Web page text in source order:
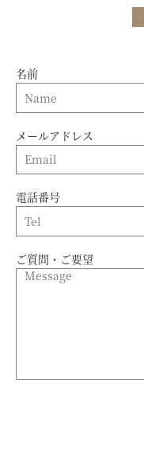
名前
メールアドレス
電話番号
ご質問・ご要望